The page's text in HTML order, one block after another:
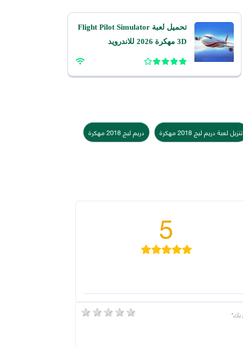
تحميل لعبة Flight Pilot Simulator
3D مهكرة 2026 للاندرويد
تنزيل لعبة دريم ليج 2018 مهكرة دريم ليج 2018 مهكرة
5
5 stars 4 stars 3 stars 2 stars 1 star